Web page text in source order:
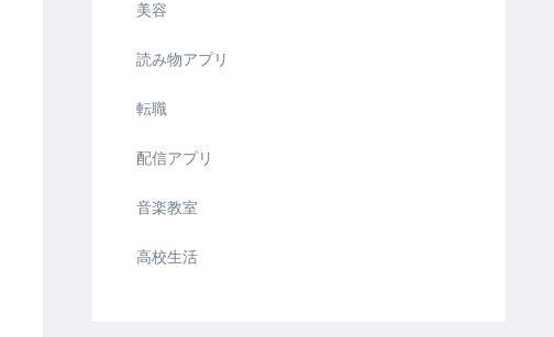
美容
読み物アプリ
転職
配信アプリ
音楽教室
高校生活